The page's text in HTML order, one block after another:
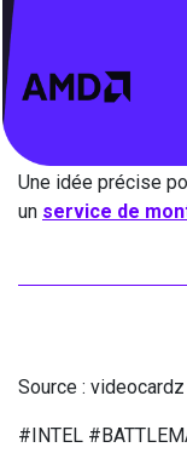
Une idée précise
un service de
Source : videocardz
#INTEL